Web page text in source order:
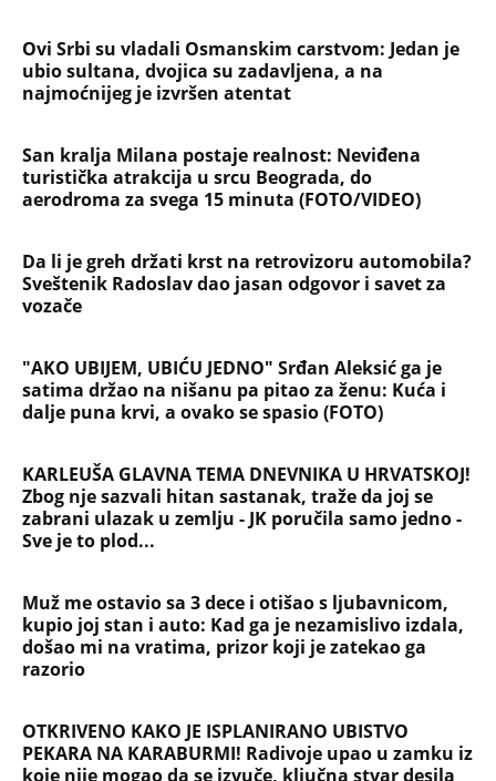
Ovi Srbi su vladali Osmanskim carstvom: Jedan je
ubio sultana, dvojica su zadavljena, a na
najmoćnijeg je izvršen atentat
San kralja Milana postaje realnost: Neviđena
turistička atrakcija u srcu Beograda, do
aerodroma za svega 15 minuta (FOTO/VIDEO)
Da li je greh držati krst na retrovizoru automobila?
Sveštenik Radoslav dao jasan odgovor i savet za
vozače
"AKO UBIJEM, UBIĆU JEDNO" Srđan Aleksić ga je
satima držao na nišanu pa pitao za ženu: Kuća i
dalje puna krvi, a ovako se spasio (FOTO)
KARLEUŠA GLAVNA TEMA DNEVNIKA U HRVATSKOJ!
Zbog nje sazvali hitan sastanak, traže da joj se
zabrani ulazak u zemlju - JK poručila samo jedno -
Sve je to plod...
Muž me ostavio sa 3 dece i otišao s ljubavnicom,
kupio joj stan i auto: Kad ga je nezamislivo izdala,
došao mi na vratima, prizor koji je zatekao ga
razorio
OTKRIVENO KAKO JE ISPLANIRANO UBISTVO
PEKARA NA KARABURMI! Radivoje upao u zamku iz
koje nije mogao da se izvuče, ključna stvar desila